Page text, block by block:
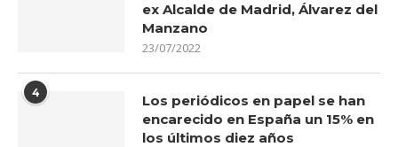
ex Alcalde de Madrid, Álvarez del
Manzano
23/07/2022
4
Los periódicos en papel se han
encarecido en España un 15% en
los últimos diez años